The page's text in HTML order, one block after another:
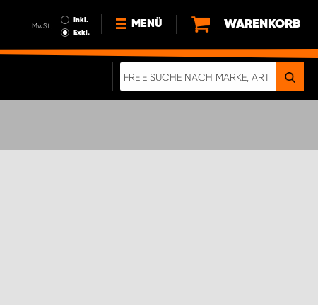
MwSt.
Inkl.
Exkl.
MENÜ
NEWS
WARENKORB